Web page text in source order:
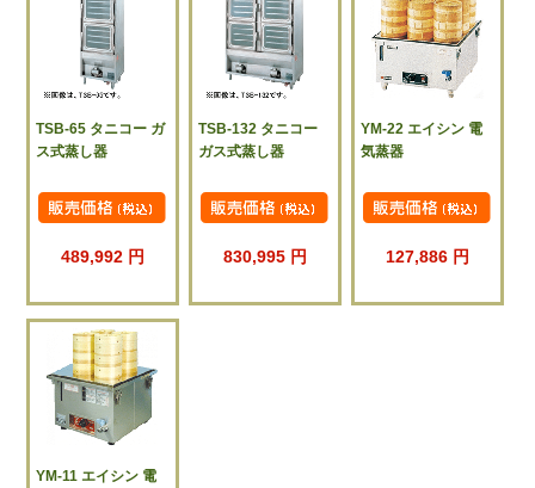
TSB-65 タニコー ガ
ス式蒸し器
489,992 円
TSB-132 タニコー
ガス式蒸し器
830,995 円
YM-22 エイシン 電
気蒸器
127,886 円
YM-11 エイシン 電